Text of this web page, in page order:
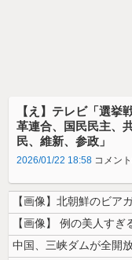
【え】テレビ「選挙
革連合、国民民主、
民、維新、参政」
2026/01/22 18:58 コメン
中国、三峡ダムが全開